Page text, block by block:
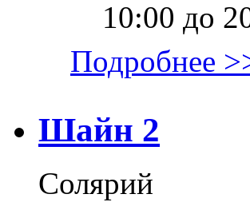
10:00 до
Подробнее
Шайн 2
Солярий